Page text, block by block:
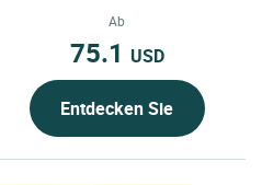
Zusammenspiel von Stein,
Ab
75.1 USD
Entdecken Sie